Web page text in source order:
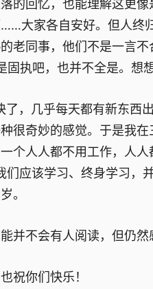
的回忆，也能理解这更
大家各自安好。但人终
老同事，他们不是一言
固执吧，也并不全是。想
了，几乎每天都有新东西
很奇妙的感觉。于是我
个人人都不用工作，人
们应该学习、终身学习，
。
并不会有人阅读，但仍然
祝你们快乐！